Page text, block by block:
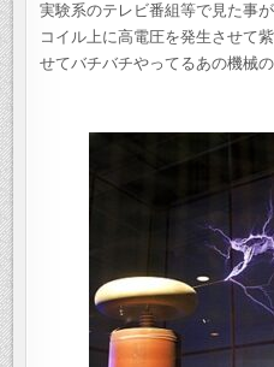
実験系のテレビ番組等で見た事
コイル上に高電圧を発生させて
せてバチバチやってるあの機械